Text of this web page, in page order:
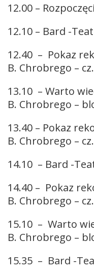
12.00 –
12.10 – Bard -
12.40 – Pokaz
B. Chrobrego –
13.10 – Warto
B. Chrobrego –
13.40 – Pokaz
B. Chrobrego –
14.10 – Bard -
14.40 – Pokaz
B. Chrobrego –
15.10 – Warto
B. Chrobrego –
15.35 – Bard -